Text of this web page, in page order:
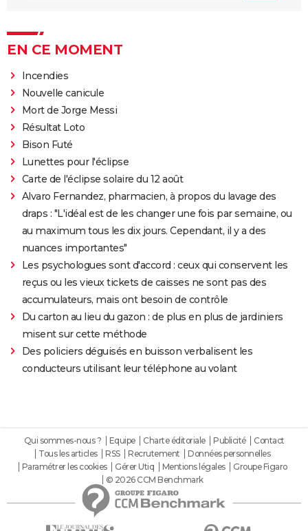
EN CE MOMENT
Incendies
Nouvelle canicule
Mort de Jorge Messi
Résultat Loto
Bison Futé
Lunettes pour l'éclipse
Carte de l'éclipse solaire du 12 août
Alvaro Fernandez, pharmacien, à propos du lavage des
draps : "L'idéal est de les changer une fois par semaine, ou
au maximum tous les dix jours. Cependant, il y a des
nuances importantes"
Les psychologues sont d'accord : ceux qui conservent les
reçus ou les vieux tickets de caisses ne sont pas des
accumulateurs, mais ont besoin de contrôle
Du carton au lieu du gazon : de plus en plus de jardiniers
misent sur cette méthode
Des policiers déguisés en buisson verbalisent les
conducteurs utilisant leur téléphone au volant
Qui sommes-nous ? Equipe Charte éditoriale Publicité
Contact
Tous les articles
RSS Recrutement
Données personnelles
Paramétrer les cookies
Gérer Utiq Mentions légales
Groupe Figaro
© 2026 CCM Benchmark